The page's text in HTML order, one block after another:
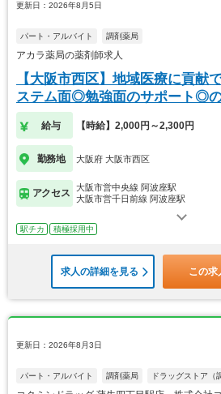
更新日：2026年8月5日
パート・アルバイト 調剤薬局
アカラ薬局の薬剤師求人
【大阪市西区】地域医療に貢献
ステム面◎勉強面のサポート◎の
給与 【時給】2,000円～2,300円
勤務地 大阪府 大阪市西区
アクセス
大阪市営中央線 阿波座駅
大阪市営千日前線 阿波座駅
駅チカ 積極採用中
求人の詳細を見る この求
更新日：2026年8月3日
パート・アルバイト 調剤薬局 ドラッグストア（